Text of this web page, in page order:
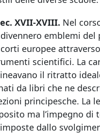
XVII-XVIII. Nel
emblemi
europee
scientifici. La
il ritratto
da libri che ne
principesche. La
ma l’impegno
imposte dallo